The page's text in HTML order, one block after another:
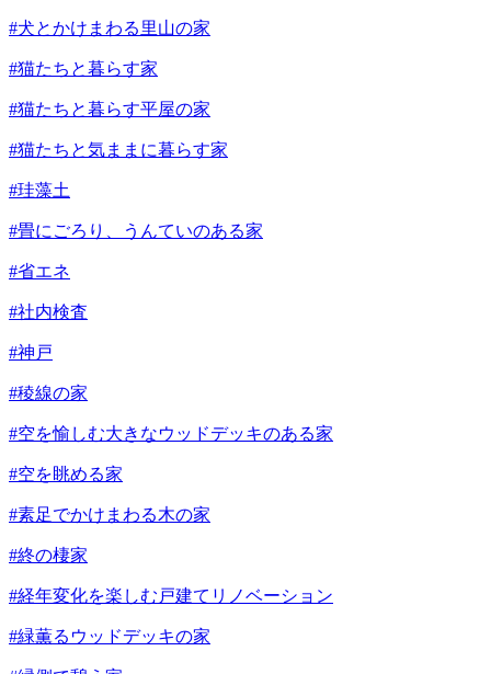
#犬とかけまわる里山の家
#猫たちと暮らす家
#猫たちと暮らす平屋の家
#猫たちと気ままに暮らす家
#珪藻土
#畳にごろり、うんていのある家
#省エネ
#社内検査
#神戸
#稜線の家
#空を愉しむ大きなウッドデッキのある家
#空を眺める家
#素足でかけまわる木の家
#終の棲家
#経年変化を楽しむ戸建てリノベーション
#緑薫るウッドデッキの家